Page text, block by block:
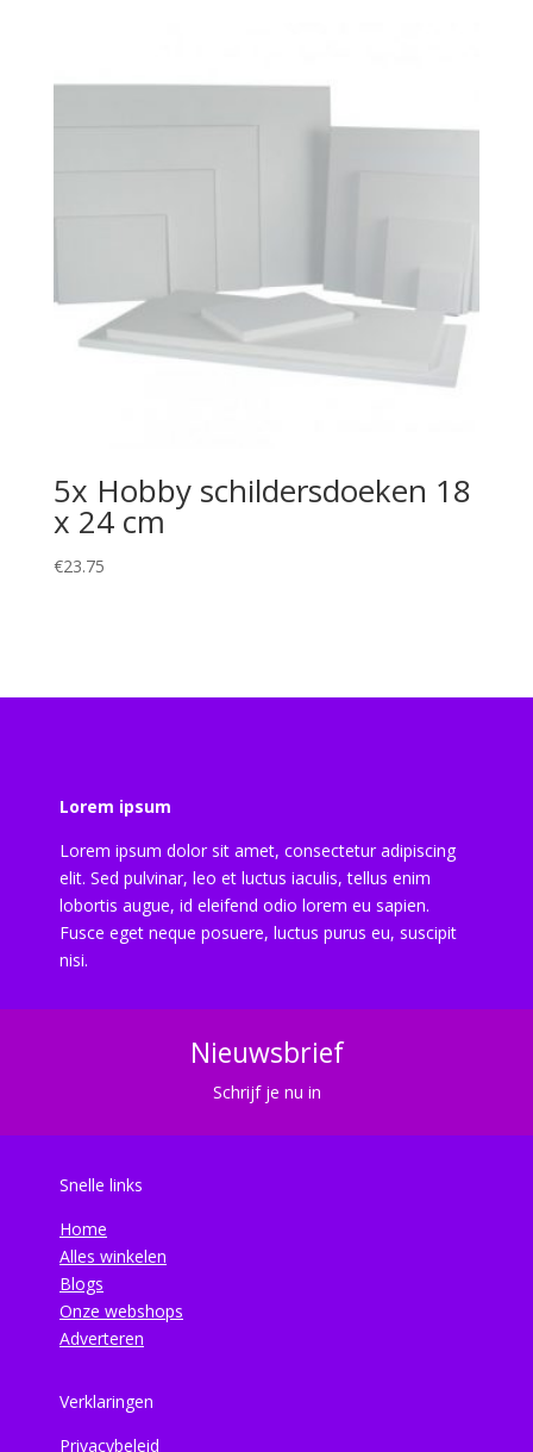
5x Hobby schildersdoeken 18
x 24 cm
€23.75
Lorem ipsum
Lorem ipsum dolor sit amet, consectetur adipiscing
elit. Sed pulvinar, leo et luctus iaculis, tellus enim
lobortis augue, id eleifend odio lorem eu sapien.
Fusce eget neque posuere, luctus purus eu, suscipit
nisi.
Nieuwsbrief
Schrijf je nu in
Snelle links
Home
Alles winkelen
Blogs
Onze webshops
Adverteren
Verklaringen
Privacybeleid